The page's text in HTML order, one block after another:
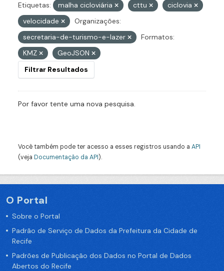
Etiquetas: malha cicloviária cttu
ciclovia
velocidade
Organizações:
secretaria-de-turismo-e-lazer
Formatos:
KMZ
GeoJSON
Filtrar Resultados
Por favor tente uma nova pesquisa.
Você também pode ter acesso a esses registros usando a API
(veja Documentação da API).
O Portal
Sobre o Portal
Padrão de Serviço de Dados da Prefeitura da Cidade de
Recife
Padrões de Publicação dos Dados no Portal de Dados
Abertos do Recife